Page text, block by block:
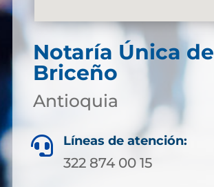
Notaría Única de
Briceño
Antioquia
 Líneas de atención:
322 874 00 15